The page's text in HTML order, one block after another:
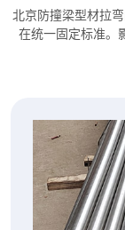
北京防撞梁型材拉
在统一固定标准。